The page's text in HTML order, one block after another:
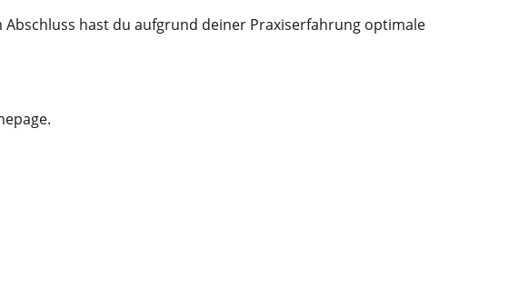
hast du aufgrund deiner Praxiserfahrung optimale